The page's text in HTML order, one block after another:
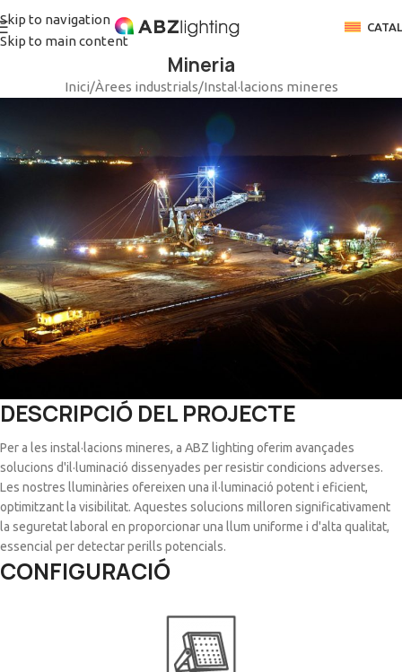
Skip to navigation
Skip to main content
Mineria
Inici/Àrees industrials/Instal·lacions mineres
DESCRIPCIÓ DEL PROJECTE
Per a les instal·lacions mineres, a ABZ lighting oferim avançades
solucions d'il·luminació dissenyades per resistir condicions adverses.
Les nostres lluminàries ofereixen una il·luminació potent i eficient,
optimitzant la visibilitat. Aquestes solucions milloren significativament
la seguretat laboral en proporcionar una llum uniforme i d'alta qualitat,
essencial per detectar perills potencials.
CONFIGURACIÓ